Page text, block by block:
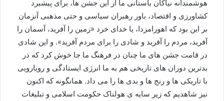
هوشمندانه نیاکان باستانی ما از این جشن ها، برای پیشبرد
کشاورزی و اقتصاد، باور رهبران سیاسی و حتی مذهبی آنزمان
بر این بود که اهورامزدا، یا خدای خرد «زمین را آفرید، آسمان را
آفرید، مردم را آفرید و شادی را برای مردم آفرید». و این شادی
در قامت جشن های ما چنان در فرهنگ ما جا خوش کرد که در
بدترین دوران های تاریخی هم به ما انرژی ایستادگی و رویارویی
با تاریکی ها و رنج ها و بدی ها را می داد. همانگونه که اکنون
نیز شاهدیم که زیر سایه ی هولناک حکومت اسلامی و تبلیغات